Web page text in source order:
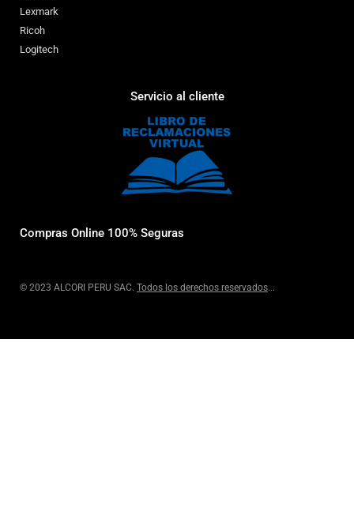
Lexmark
Ricoh
Logitech
Servicio al cliente
Compras Online 100% Seguras
© 2023 ALCORI PERU SAC. Todos los derechos reservados...